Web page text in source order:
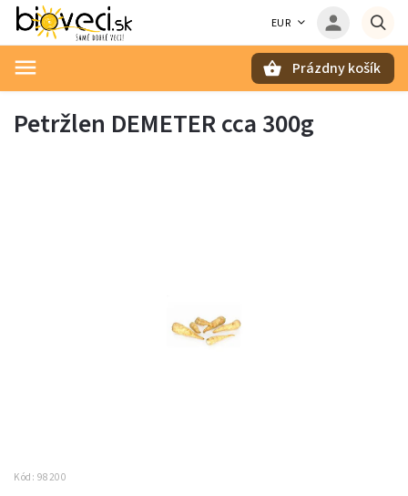
EUR
Prázdny košík
Petržlen DEMETER cca 300g
Kód: 98200